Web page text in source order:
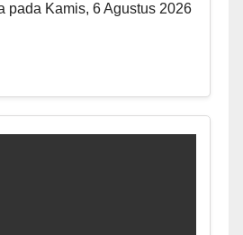
pada Kamis, 6 Agustus 2026